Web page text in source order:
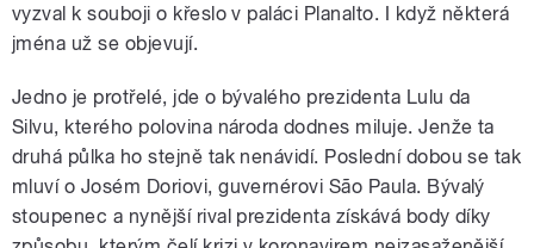
vyzval k souboji o křeslo v paláci Planalto. I když některá
jména už se objevují.
Jedno je protřelé, jde o bývalého prezidenta Lulu da
Silvu, kterého polovina národa dodnes miluje. Jenže ta
druhá půlka ho stejně tak nenávidí. Poslední dobou se tak
mluví o Josém Doriovi, guvernérovi São Paula. Bývalý
stoupenec a nynější rival prezidenta získává body díky